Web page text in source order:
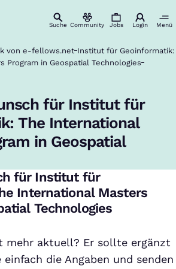
Suche Community Jobs Login Menü
von e-fellows.net Institut für Geoinformatik:
Program in Geospatial Technologies
für Institut für
The International
in Geospatial
für Institut für
International Masters
Technologies
mehr aktuell? Er sollte ergänzt
einfach die Angaben und senden